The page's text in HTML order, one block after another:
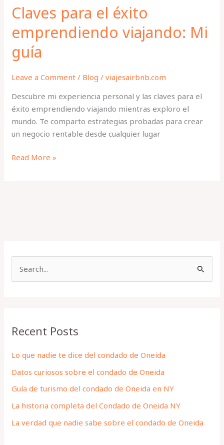
Claves para el éxito
emprendiendo viajando: Mi
guía
Leave a Comment / Blog /viajesairbnb.com
Descubre mi experiencia personal y las claves para el
éxito emprendiendo viajando mientras exploro el
mundo. Te comparto estrategias probadas para crear
un negocio rentable desde cualquier lugar
Read More »
c
f
o
r
:
Recent Posts
Lo que nadie te dice del condado de Oneida
Datos curiosos sobre el condado de Oneida
Guía de turismo del condado de Oneida en NY
La historia completa del Condado de Oneida NY
La verdad que nadie sabe sobre el condado de Oneida